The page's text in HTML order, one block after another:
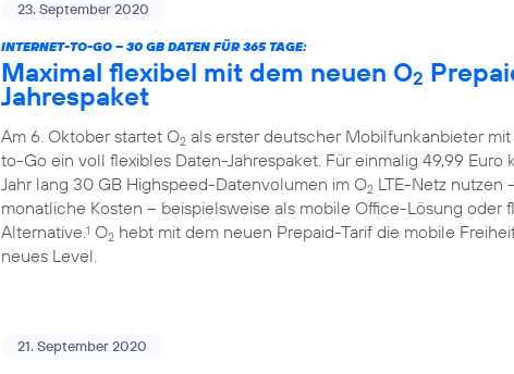
23. September 2020
INTERNET-TO-GO – 30 GB DATEN FÜR 365 TAGE:
Maximal flexibel mit dem neuen O2
Jahrespaket
Am 6. Oktober startet O2 als erster deutscher Mobilfunkanbieter mit
to-Go ein voll flexibles Daten-Jahrespaket. Für einmalig 49,99 Euro
Jahr lang 30 GB Highspeed-Datenvolumen im O2 LTE-Netz nutzen
monatliche Kosten – beispielsweise als mobile Office-Lösung oder
Alternative.1 O2 hebt mit dem neuen Prepaid-Tarif die mobile
neues Level.
21. September 2020